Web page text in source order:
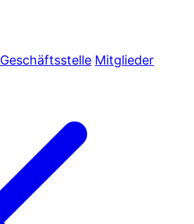
Geschäftsstelle Mitglieder